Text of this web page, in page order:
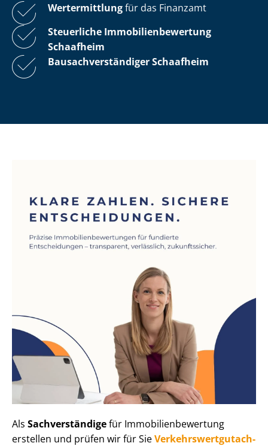
Wertermittlungfür das Finanzamt
Steuerliche Im­mo­bi­li­en­be­wer­tung
Schaafheim
Bau­sach­ver­stän­di­ger Schaafheim
Als Sachverständigefür Im­mo­bi­li­en­be­wer­tung
erstellen und prüfen wir für SieVer­kehrs­wert­gut­ach­